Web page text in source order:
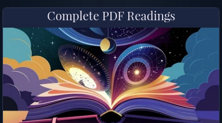
Complete PDF Readings